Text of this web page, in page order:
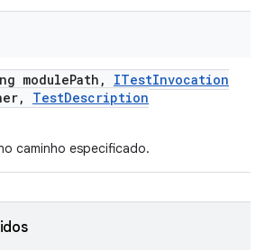
modulePath , ITestInvocation
, TestDescription
caminho especificado.